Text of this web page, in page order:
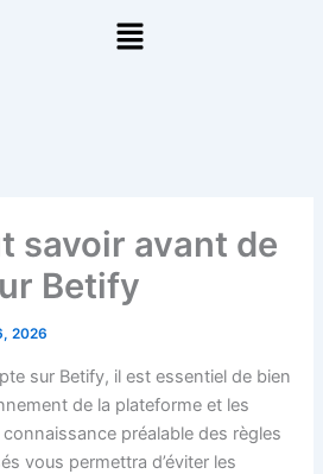
Menu
savoir avant de
Betify
2026
sur Betify, il est essentiel de bien
de la plateforme et les
connaissance préalable des règles
vous permettra d’éviter les